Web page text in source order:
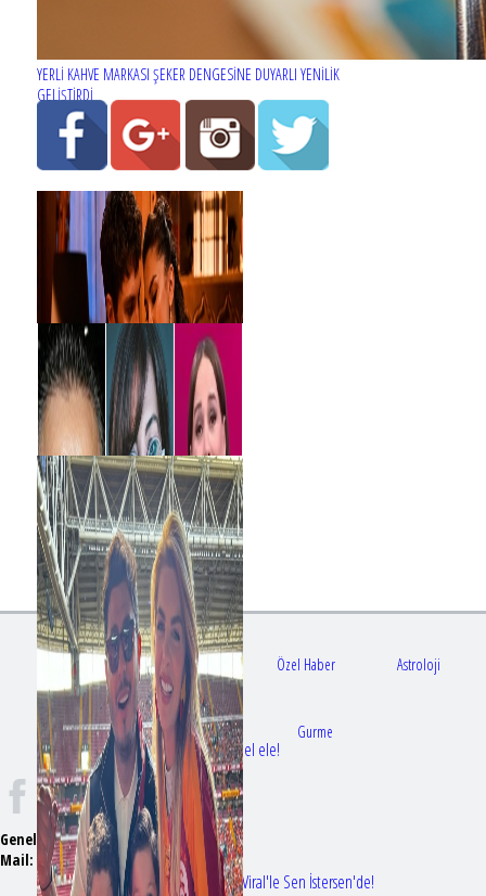
YERLİ KAHVE MARKASI ŞEKER DENGESİNE DUYARLI YENİLİK
GELİŞTİRDİ
Bir dizi aşkı daha gerçek oldu: Sette el ele!
Erol Köse'nin mektupları ilk kez Nur Viral'le Sen İstersen'de!
Gündem Sağlık Özel Haber Astroloji
Doktorlar Gurme
Genel Yayın Yönetmeni:Seyhan Erdağ
Mail:
emizmagazin@gmail.com